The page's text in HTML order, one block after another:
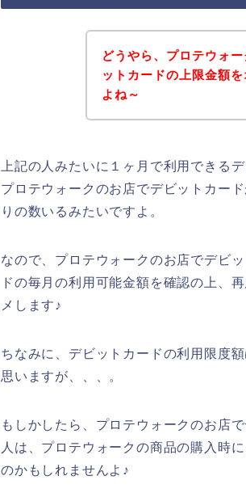
どうやら、プロテウォ
ットカードの上限金額
よね～
上記の人みたいに１ヶ月で利用できる
プロテウォークのお店でデビットカー
りの数いるみたいですよ。
なので、プロテウォークのお店でデビ
ドの毎月の利用可能金額を確認の上、
メします♪
ちなみに、デビットカードの利用限度
思いますが、、、。
もしかしたら、プロテウォークのお店
人は、プロテウォークの商品の購入時
のかもしれませんよ♪